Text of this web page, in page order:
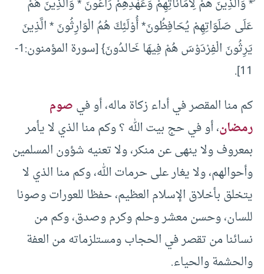
عَلَى صَلَوَاتِهِمْ يُحَافِظُونَ* أُوْلَئِكَ هُمُ الْوَارِثُونَ * الَّذِينَ
يَرِثُونَ الْفِرْدَوْسَ هُمْ فِيهَا خَالدُونَ} [سورة المؤمنون:1-
11].
كم منا المقصر في أداء زكاة ماله، أو فيصوم
رمضان، أو في حج بيت الله ؟ وكم منا الذي لا يأمر
بمعروف ولا ينهى عن منكر، ولا تعنيه شؤون المسلمين
وأحوالهم، ولا يغار على حرمات الله، وكم منا الذي لا
يتخلق بأخلاق الإسلام العظيم، حفظا للعورات وصونا
للسان، وحسن معشر وحلم وكرم وصدق، وكم من
نسائنا من تقصر في الحجاب ومستلزماته من العفة
والحشمة والحياء.